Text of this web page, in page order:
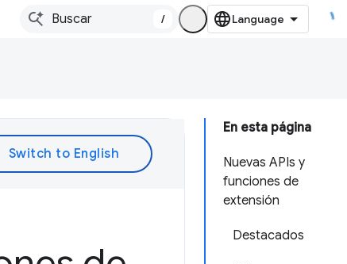
/
En esta página
Nuevas APIs y
funciones de
extensión
Destacados